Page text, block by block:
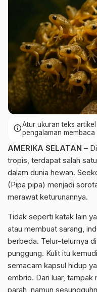
infoAtur ukuran teks
pengalaman membaca
AMERIKA SELATAN –
tropis, terdapat salah
dalam dunia hewan.
(Pipa pipa) menjadi
merawat keturunannya.
Tidak seperti katak lain
atau membuat sarang,
berbeda. Telur-telurnya
punggung. Kulit itu
semacam kapsul hidup
embrio. Dari luar,
parah, namun